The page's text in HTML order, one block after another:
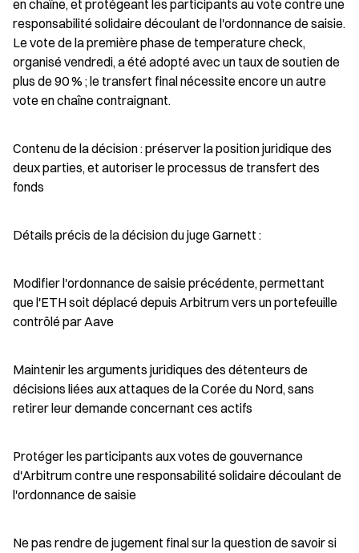
en chaîne, et protégeant les participants au vote contre une
responsabilité solidaire découlant de l'ordonnance de saisie.
Le vote de la première phase de temperature check,
organisé vendredi, a été adopté avec un taux de soutien de
plus de 90 % ; le transfert final nécessite encore un autre
vote en chaîne contraignant.
Contenu de la décision : préserver la position juridique des
deux parties, et autoriser le processus de transfert des
fonds
Détails précis de la décision du juge Garnett :
Modifier l'ordonnance de saisie précédente, permettant
que l'ETH soit déplacé depuis Arbitrum vers un portefeuille
contrôlé par Aave
Maintenir les arguments juridiques des détenteurs de
décisions liées aux attaques de la Corée du Nord, sans
retirer leur demande concernant ces actifs
Protéger les participants aux votes de gouvernance
d'Arbitrum contre une responsabilité solidaire découlant de
l'ordonnance de saisie
Ne pas rendre de jugement final sur la question de savoir si